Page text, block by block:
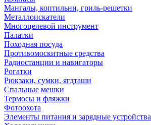
Мангалы, коптильни, гриль-решетки
Металлоискатели
Многоцелевой инструмент
Палатки
Походная посуда
Противомоскитные средства
Радиостанции и навигаторы
Рогатки
Рюкзаки, сумки, ягдташи
Спальные мешки
Термосы и фляжки
Фотоохота
Элементы питания и зарядные устройства